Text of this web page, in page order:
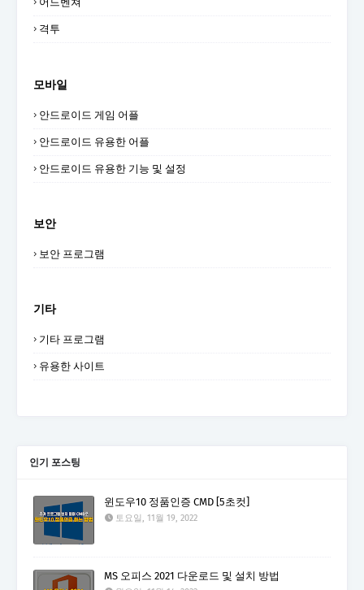
격투
모바일
안드로이드 게임 어플
안드로이드 유용한 어플
안드로이드 유용한 기능 및 설정
보안
보안 프로그램
기타
기타 프로그램
유용한 사이트
인기 포스팅
윈도우10 정품인증 CMD [5초컷]
토요일, 11월 19, 2022
MS 오피스 2021 다운로드 및 설치 방법